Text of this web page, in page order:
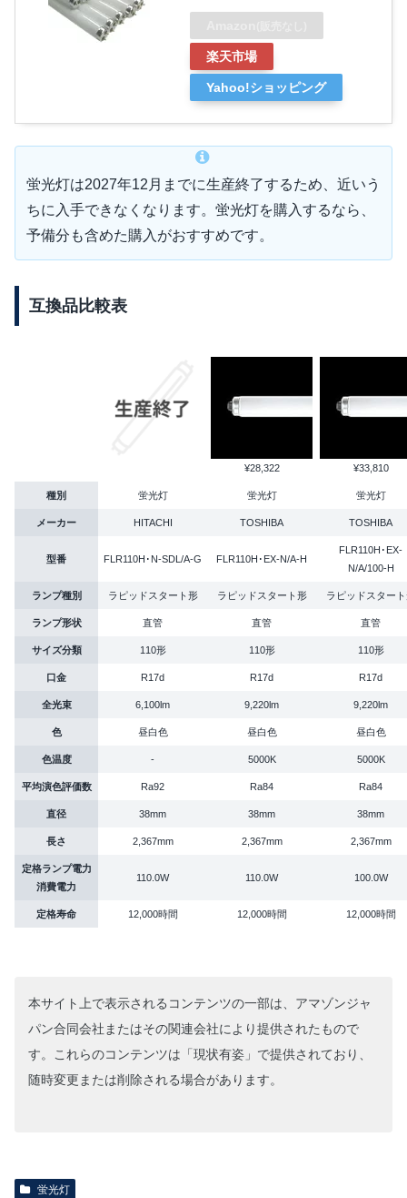
楽天市場
Yahoo!ショッピング
蛍光灯は2027年12月までに生産終了するため、近いう
ちに入手できなくなります。蛍光灯を購入するなら、
予備分も含めた購入がおすすめです。
互換品比較表
¥28,322 ¥33,810
種別 蛍光灯 蛍光灯 蛍光灯
メーカー HITACHI TOSHIBA TOSHIBA
型番 FLR110H･N-SDL/A-G FLR110H･EX-N/A-H
FLR110H･EX-
N/A/100-H
ランプ種別 ラピッドスタート形 ラピッドスタート形 ラピッドスター
ランプ形状 直管 直管 直管
サイズ分類 110形 110形 110形
口金 R17d R17d R17d
全光束 6,100lm 9,220lm 9,220lm
色 昼白色 昼白色 昼白色
色温度 - 5000K 5000K
平均演色評価数 Ra92 Ra84 Ra84
直径 38mm 38mm 38mm
長さ 2,367mm 2,367mm 2,367mm
定格ランプ電力
消費電力
110.0W 110.0W 100.0W
定格寿命 12,000時間 12,000時間 12,000時間
本サイト上で表示されるコンテンツの一部は、アマゾンジャ
パン合同会社またはその関連会社により提供されたもので
す。これらのコンテンツは「現状有姿」で提供されており、
随時変更または削除される場合があります。
蛍光灯